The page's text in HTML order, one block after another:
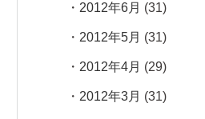
2012年6月 (31)
2012年5月 (31)
2012年4月 (29)
2012年3月 (31)